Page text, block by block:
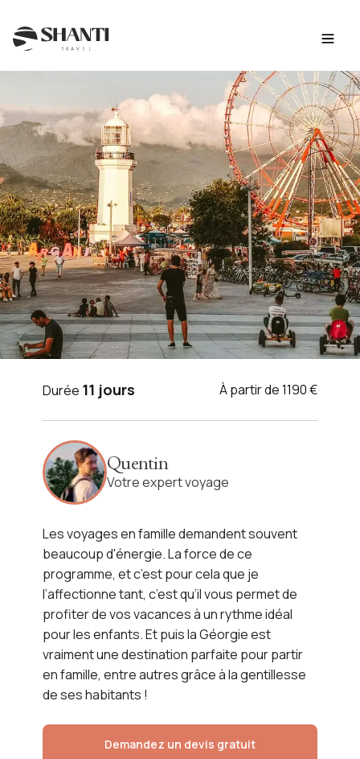
VOYAGE GÉORGIE
La Géorgie en famille
Voir l'itinéraire
Durée 11 jours À partir de 1190 €
Quentin
Votre expert voyage
Les voyages en famille demandent souvent
beaucoup d'énergie. La force de ce
programme, et c’est pour cela que je
l’affectionne tant, c’est qu’il vous permet de
profiter de vos vacances à un rythme idéal
pour les enfants. Et puis la Géorgie est
vraiment une destination parfaite pour partir
en famille, entre autres grâce à la gentillesse
de ses habitants !
Demandez un devis gratuit